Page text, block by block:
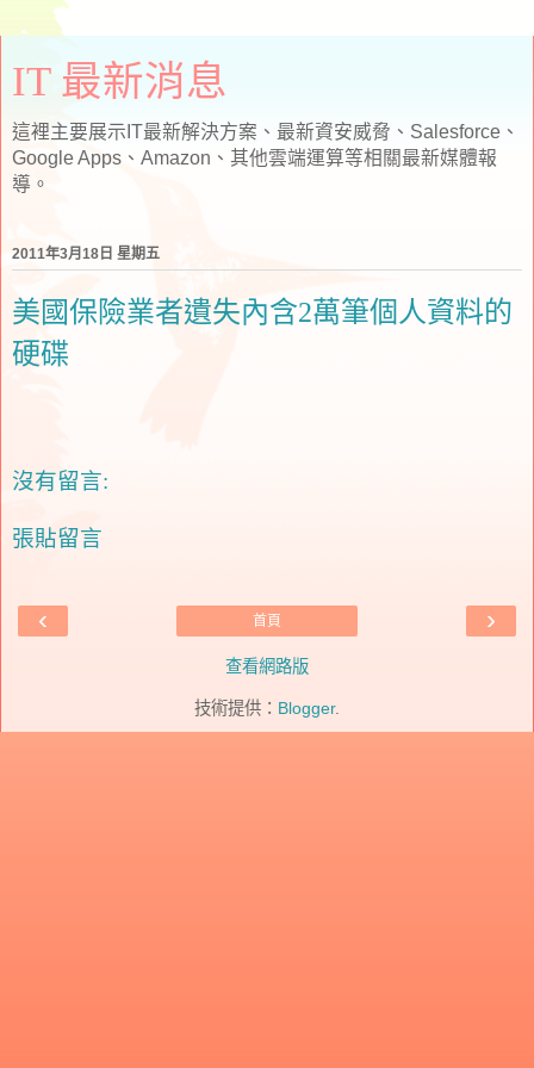
IT 最新消息
這裡主要展示IT最新解決方案、最新資安威脅、Salesforce、
Google Apps、Amazon、其他雲端運算等相關最新媒體報
導。
2011年3月18日 星期五
美國保險業者遺失內含2萬筆個人資料的
硬碟
沒有留言:
張貼留言
‹ ›
首頁
查看網路版
技術提供： Blogger.